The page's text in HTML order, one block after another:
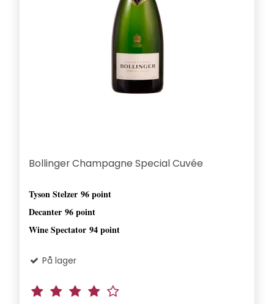
Bollinger Champagne Special Cuvée
Tyson Stelzer 96 point
Decanter 96 point
Wine Spectator 94 point
På lager